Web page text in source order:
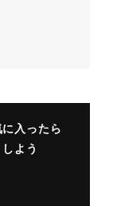
入ったら
よう